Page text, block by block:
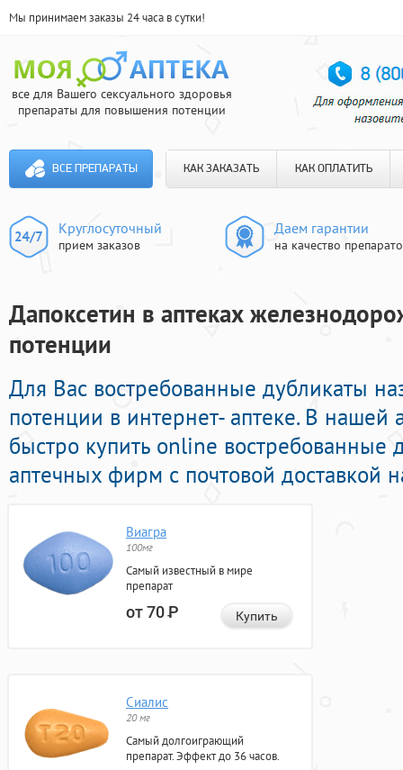
Мы принимаем заказы 24 часа в сутки!
все для Вашего сексуального здоровья
препараты для повышения потенции
ВСЕ ПРЕПАРАТЫ КАК ЗАКАЗАТЬ КАК ОПЛАТИТЬ
Круглосуточный
прием заказов
Даем гарантии
на качество
Дапоксетин в аптеках
потенции
Для Вас востребованные дубликаты
потенции в интернет- аптеке. В нашей
быстро купить online востребованные
аптечных фирм с почтовой доставкой
Виагра
100мг
Самый известный в мире
препарат
от 70Р Купить
Сиалис
20 мг
Самый долгоиграющий
препарат. Эффект до 36 часов.